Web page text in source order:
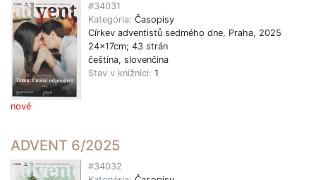
nové
#34031
Kategória: Časopisy
Církev adventistů sedmého dne, Praha, 2025
24x17cm; 43 strán
čeština, slovenčina
Stav v knižnici: 1
ADVENT 6/2025
#34032